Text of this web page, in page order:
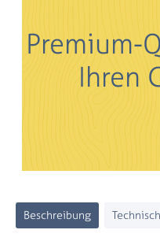
Premium-
Ihren
Beschreibung